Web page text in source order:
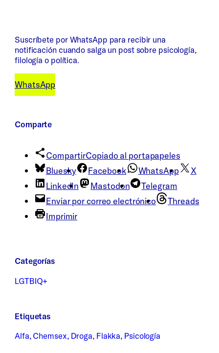
Suscríbete por WhatsApp para recibir una
notificación cuando salga un post sobre psicología,
filología o política.
WhatsApp
Comparte
CompartirCopiado al portapapeles
Bluesky
Facebook WhatsApp
X
LinkedIn
Mastodon
Telegram
Enviar por correo electrónico
Threads
Imprimir
Categorías
LGTBIQ+
Etiquetas
Alfa,Chemsex, Droga, Flakka, Psicología